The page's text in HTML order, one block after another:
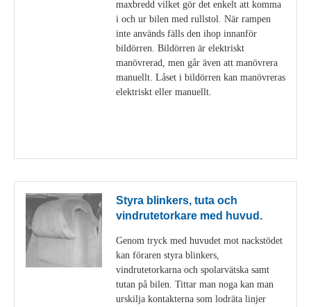
maxbredd vilket gör det enkelt att komma
i och ur bilen med rullstol. När rampen
inte används fälls den ihop innanför
bildörren. Bildörren är elektriskt
manövrerad, men går även att manövrera
manuellt. Låset i bildörren kan manövreras
elektriskt eller manuellt.
Styra blinkers, tuta och
vindrutetorkare med huvud.
Genom tryck med huvudet mot nackstödet
kan föraren styra blinkers,
vindrutetorkarna och spolarvätska samt
tutan på bilen. Tittar man noga kan man
urskilja kontakterna som lodräta linjer